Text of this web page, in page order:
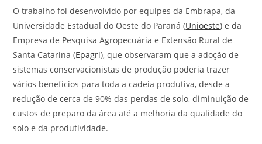
O trabalho foi desenvolvido por equipes da Embrapa, da
Universidade Estadual do Oeste do Paraná (Unioeste) e da
Empresa de Pesquisa Agropecuária e Extensão Rural de
Santa Catarina (Epagri), que observaram que a adoção de
sistemas conservacionistas de produção poderia trazer
vários benefícios para toda a cadeia produtiva, desde a
redução de cerca de 90% das perdas de solo, diminuição de
custos de preparo da área até a melhoria da qualidade do
solo e da produtividade.